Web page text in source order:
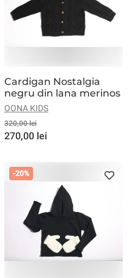
Cardigan Nostalgia
negru din lana merinos
OONA KIDS
320,00 lei
270,00 lei
-20%